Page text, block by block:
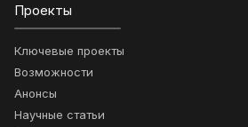
Проекты
Ключевые проекты
Возможности
Анонсы
Научные статьи